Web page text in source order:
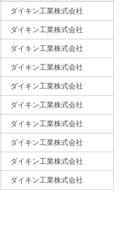
ダイキン工業株式会社
ダイキン工業株式会社
ダイキン工業株式会社
ダイキン工業株式会社
ダイキン工業株式会社
ダイキン工業株式会社
ダイキン工業株式会社
ダイキン工業株式会社
ダイキン工業株式会社
ダイキン工業株式会社